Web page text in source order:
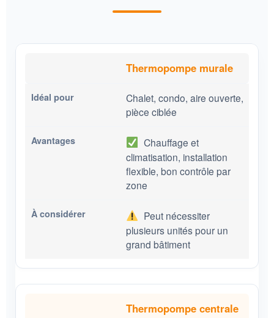
Thermopompe murale
Chalet, condo, aire ouverte,
pièce ciblée
Chauffage et
climatisation, installation
flexible, bon contrôle par
zone
Peut nécessiter
plusieurs unités pour un
grand bâtiment
Thermopompe centrale